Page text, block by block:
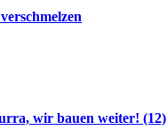
wir bauen weiter! (12)